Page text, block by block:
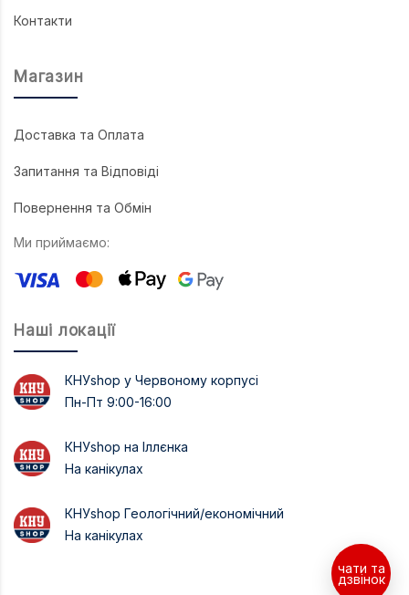
Контакти
Магазин
Доставка та Оплата
Запитання та Відповіді
Повернення та Обмін
Ми приймаємо:
Наші локації
КНУshop у Червоному корпусі
Пн-Пт 9:00-16:00
КНУshop на Іллєнка
На канікулах
КНУshop Геологічний/економічний
На канікулах
чати та
дзвінок